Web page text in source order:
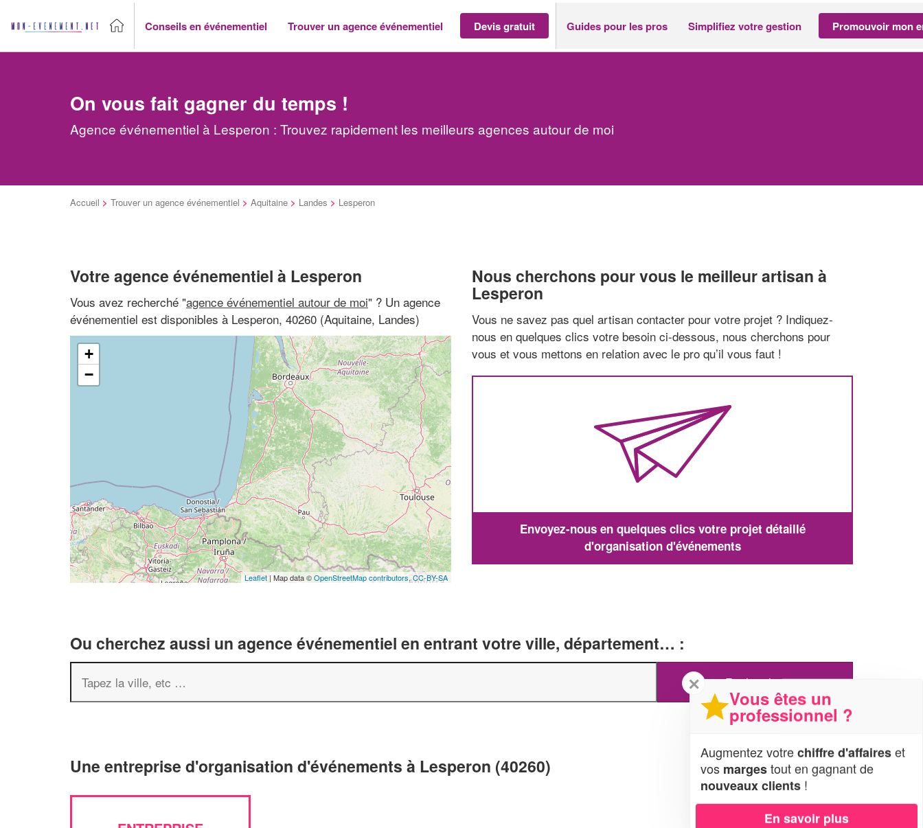
Conseils en événementiel Trouver un agence événementiel Devis gratuit Guides pour les pros Simplifiez votre gestion Promouvoir mon
On vous fait gagner du temps !
Agence événementiel à Lesperon : Trouvez rapidement les meilleurs agences autour de moi
Accueil > Trouver un agence événementiel > Aquitaine > Landes > Lesperon
Votre agence événementiel à Lesperon
Vous avez recherché "agence événementiel autour de moi" ? Un agence
événementiel est disponibles à Lesperon, 40260 (Aquitaine, Landes)
+
−
Leaflet| Map data ©OpenStreetMap contributors,CC-BY-SA
Nous cherchons pour vous le meilleur artisan à
Lesperon
Vous ne savez pas quel artisan contacter pour votre projet ? Indiquez-
nous en quelques clics votre besoin ci-dessous, nous cherchons pour
vous et vous mettons en relation avec le pro qu’il vous faut !
Envoyez-nous en quelques clics votre projet détaillé
d'organisation d'événements
Ou cherchez aussi un agence événementiel en entrant votre ville, département… :
Une entreprise d'organisation d'événements à Lesperon (40260)
✕
Vous êtes un
professionnel ?
Augmentez votrechiffre d'affaireset
vos margestout en gagnant de
nouveaux clients !
En savoir plus